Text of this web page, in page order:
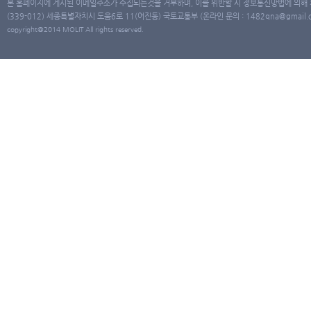
본 홈페이지에 게시된 이메일주소가 수집되는것을 거부하며, 이를 위반할 시 정보통신망법에 의
(339-012) 세종특별자치시 도움6로 11(어진동) 국토교통부 (온라인 문의 :
copyright@2014 MOLIT All rights reserved.